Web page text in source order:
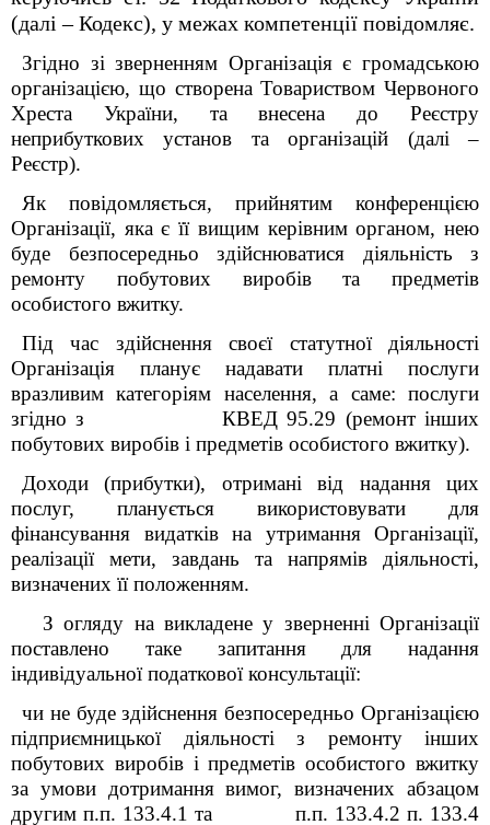
(далі – Кодекс), у межах компетенції повідомляє.
Згідно зі зверненням Організація є громадською
організацією, що створена Товариством Червоного
Хреста України, та внесена до Реєстру
неприбуткових установ та організацій (далі –
Реєстр).
Як повідомляється, прийнятим конференцією
Організації, яка є її вищим керівним органом, нею
буде безпосередньо здійснюватися діяльність з
ремонту побутових виробів та предметів
особистого вжитку.
Під час здійснення своєї статутної діяльності
Організація планує надавати платні послуги
вразливим категоріям населення, а саме: послуги
згідно з КВЕД 95.29 (ремонт інших
побутових виробів і предметів особистого вжитку).
Доходи (прибутки), отримані від надання цих
послуг, планується використовувати для
фінансування видатків на утримання Організації,
реалізації мети, завдань та напрямів діяльності,
визначених її положенням.
З огляду на викладене у зверненні Організації
поставлено таке запитання для надання
індивідуальної податкової консультації:
чи не буде здійснення безпосередньо Організацією
підприємницької діяльності з ремонту інших
побутових виробів і предметів особистого вжитку
за умови дотримання вимог, визначених абзацом
другим п.п. 133.4.1 та п.п. 133.4.2 п. 133.4